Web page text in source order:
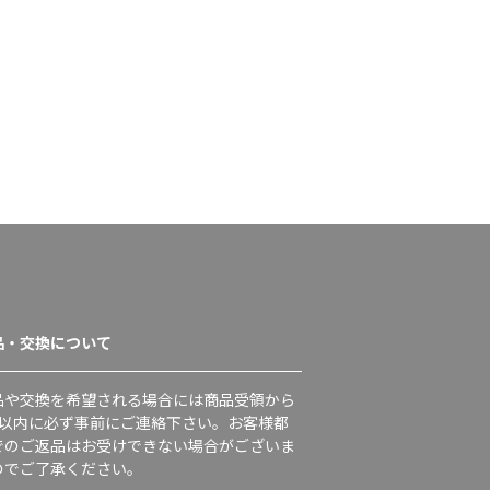
・交換について
や交換を希望される場合には商品受領から
内に必ず事前にご連絡下さい。お客様都
のご返品はお受けできない場合がございま
ご了承ください。